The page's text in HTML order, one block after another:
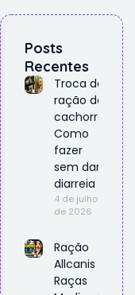
Posts
Recentes
Troca de
ração do
cachorro:
Como
fazer
sem dar
diarreia
4 de julho
de 2026
Ração
Allcanis
Raças